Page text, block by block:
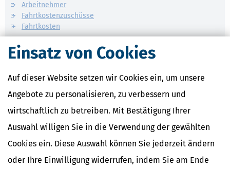
Einsatz von Cookies
Auf dieser Website setzen wir Cookies ein, um unsere
Angebote zu personalisieren, zu verbessern und
wirtschaftlich zu betreiben. Mit Bestätigung Ihrer
Auswahl willigen Sie in die Verwendung der gewählten
Cookies ein. Diese Auswahl können Sie jederzeit ändern
oder Ihre Einwilligung widerrufen, indem Sie am Ende
Arbeitnehmer
Fahrtkostenzuschüsse
Fahrtkosten